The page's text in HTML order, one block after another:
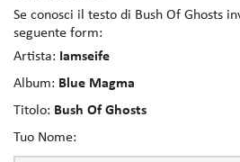
Se conosci il testo di Bush Of Ghosts
seguente form:
Artista: Iamseife
Album: Blue Magma
Titolo: Bush Of Ghosts
Tuo Nome: